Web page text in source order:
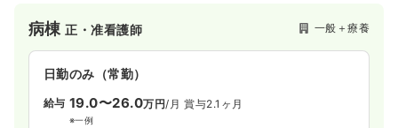
病棟正・准看護師 一般＋療養
日勤のみ（常勤）
給与 19.0〜26.0万円/月 賞与2.1ヶ月
※一例